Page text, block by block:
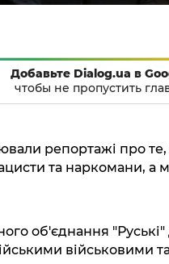
Добавьте Dialog.ua в
чтобы не пропустить
репортажі про те,
та наркомани, а
об'єднання
військовими